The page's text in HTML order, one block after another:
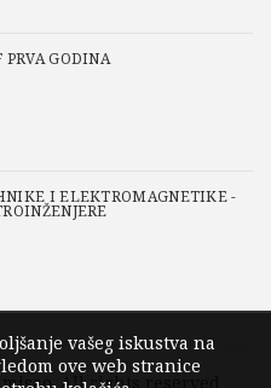
GODINA
I ELEKTROMAGNETIKE -
. All rights reserved
vašeg iskustva na
ove web stranice